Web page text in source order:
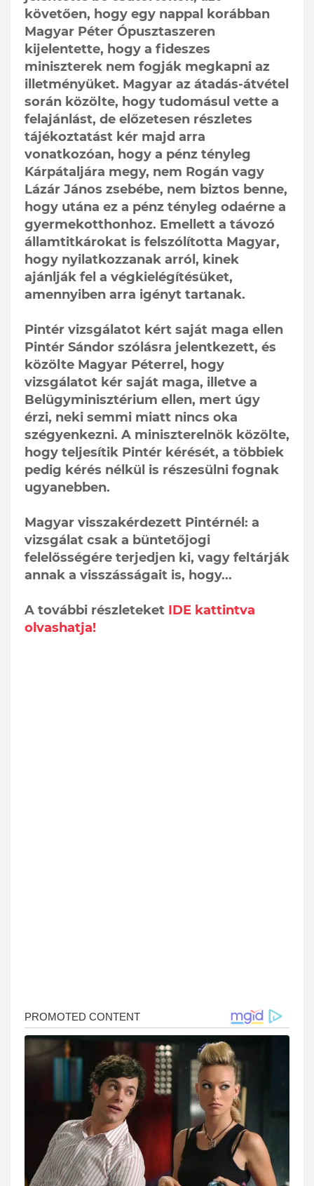
követően, hogy egy nappal korábban
Magyar Péter Ópusztaszeren
kijelentette, hogy a fideszes
miniszterek nem fogják megkapni az
illetményüket. Magyar az átadás-átvétel
során közölte, hogy tudomásul vette a
felajánlást, de előzetesen részletes
tájékoztatást kér majd arra
vonatkozóan, hogy a pénz tényleg
Kárpátaljára megy, nem Rogán vagy
Lázár János zsebébe, nem biztos benne,
hogy utána ez a pénz tényleg odaérne a
gyermekotthonhoz. Emellett a távozó
államtitkárokat is felszólította Magyar,
hogy nyilatkozzanak arról, kinek
ajánlják fel a végkielégítésüket,
amennyiben arra igényt tartanak.
Pintér vizsgálatot kért saját maga ellen
Pintér Sándor szólásra jelentkezett, és
közölte Magyar Péterrel, hogy
vizsgálatot kér saját maga, illetve a
Belügyminisztérium ellen, mert úgy
érzi, neki semmi miatt nincs oka
szégyenkezni. A miniszterelnök közölte,
hogy teljesítik Pintér kérését, a többiek
pedig kérés nélkül is részesülni fognak
ugyanebben.
Magyar visszakérdezett Pintérnél: a
vizsgálat csak a büntetőjogi
felelősségére terjedjen ki, vagy feltárják
annak a visszásságait is, hogy...
A további részleteket IDE kattintva
olvashatja!